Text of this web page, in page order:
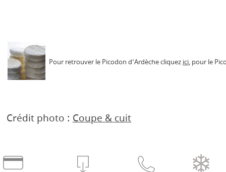
Pour retrouver le Picodon d’Ardèche cliquez ici, pour le
Crédit photo :Coupe & cuit